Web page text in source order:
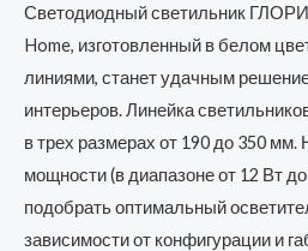
Светодиодный светильник
Home, изготовленный в белом
линиями, станет удачным
интерьеров. Линейка
в трех размерах от 190 до 350 мм.
мощности (в диапазоне от 12 Вт
подобрать оптимальный
зависимости от конфигурации и